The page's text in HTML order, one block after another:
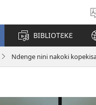
BIBLIOTƐKƐ
Ndenge nini nakoki